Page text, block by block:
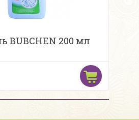
BUBCHEN 200 мл